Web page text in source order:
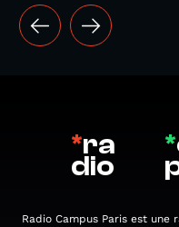
*ra
dio
*
Radio Campus Paris est